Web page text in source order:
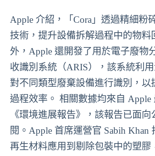
Apple 介紹，「Cora」透過精細粉
技術，提升設備拆解過程中的物料
外，Apple 還開發了用於電子廢物
收識別系統（ARIS），該系統利
對不同類型廢棄設備進行識別，以
過程效率。 相關數據均來自 Apple
《環境進展報告》，該報告已面向
閱。Apple 首席運營官 Sabih Khan
再生材料應用到剔除包裝中的塑膠